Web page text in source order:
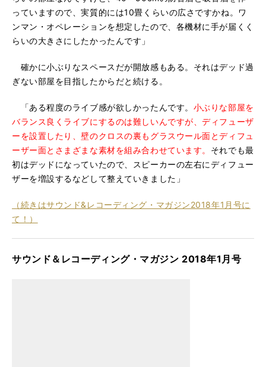
っていますので、実質的には10畳くらいの広さですかね。ワ
ンマン・オペレーションを想定したので、各機材に手が届くく
らいの大きさにしたかったんです」
確かに小ぶりなスペースだが開放感もある。それはデッド過
ぎない部屋を目指したからだと続ける。
「ある程度のライブ感が欲しかったんです。 小ぶりな部屋を
バランス良くライブにするのは難しいんですが、ディフューザ
ーを設置したり、壁のクロスの裏もグラスウール面とディフュ
ーザー面とさまざまな素材を組み合わせています。 それでも最
初はデッドになっていたので、スピーカーの左右にディフュー
ザーを増設するなどして整えていきました」
（続きはサウンド&レコーディング・マガジン2018年1月号に
て！）
サウンド＆レコーディング・マガジン 2018年1月号